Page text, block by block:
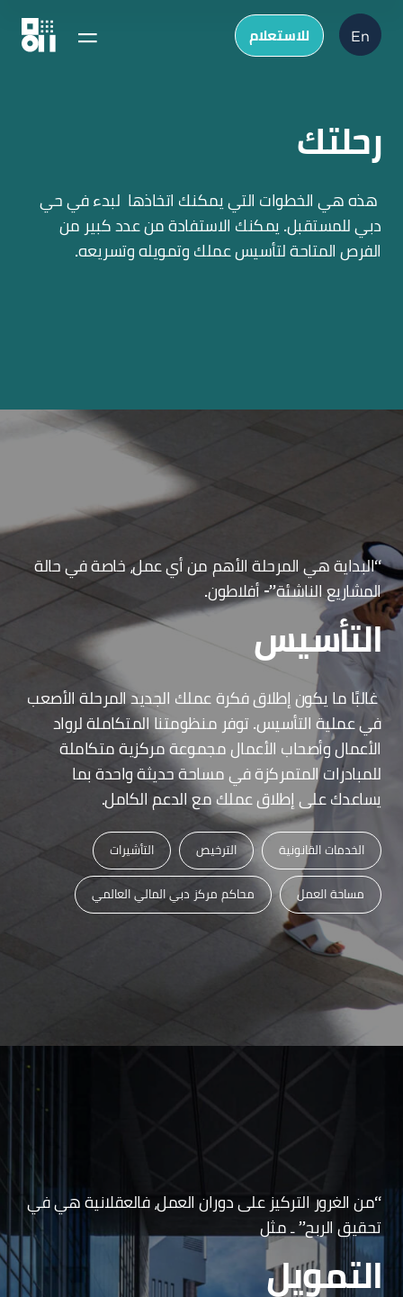
للاستعلام En
رحلتك
هذه هي الخطوات التي يمكنك اتخاذها لبدء في حي
دبي للمستقبل. يمكنك الاستفادة من عدد كبير من
الفرص المتاحة لتأسيس عملك وتمويله وتسريعه.
“البداية هي المرحلة الأهم من أي عمل، خاصة في حالة
المشاريع الناشئة”- أفلاطون.
التأسيس
غالبًا ما يكون إطلاق فكرة عملك الجديد المرحلة الأصعب
في عملية التأسيس. توفر منظومتنا المتكاملة لرواد
الأعمال وأصحاب الأعمال مجموعة مركزية متكاملة
للمبادرات المتمركزة في مساحة حديثة واحدة بما
يساعدك على إطلاق عملك مع الدعم الكامل.
التأشيرات الترخيص الخدمات القانونية
محاكم مركز دبي المالي العالمي مساحة العمل
“من الغرور التركيز على دوران العمل، فالعقلانية هي في
تحقيق الربح” ـ مثل
التمويل